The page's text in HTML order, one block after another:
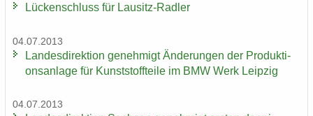
Lü­cken­schluss für Lausitz-​Radler
04.07.2013
Lan­des­di­rek­ti­on ge­neh­migt Än­de­run­gen der Pro­duk­ti­
ons­an­la­ge für Kunst­stoff­tei­le im BMW Werk Leip­zig
04.07.2013